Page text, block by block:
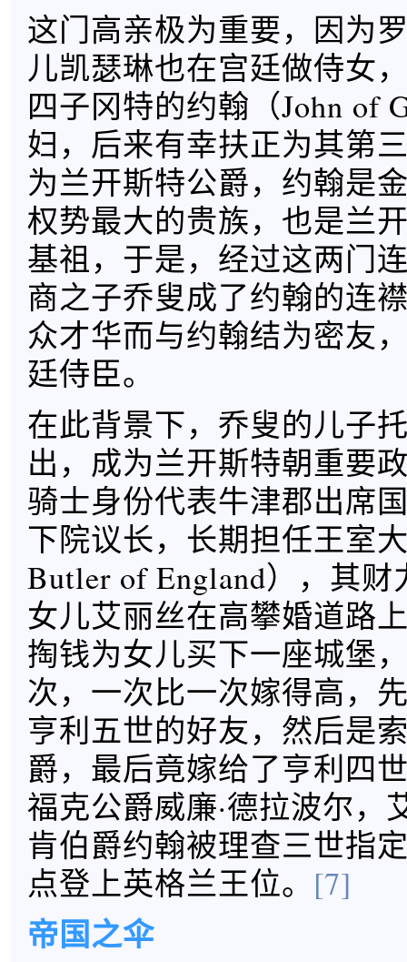
这门高亲极为重要，因为
儿凯瑟琳也在宫廷做侍女
四子冈特的约翰（John of
妇，后来有幸扶正为其第
为兰开斯特公爵，约翰是
权势最大的贵族，也是兰
基祖，于是，经过这两门
商之子乔叟成了约翰的连
众才华而与约翰结为密友
廷侍臣。
在此背景下，乔叟的儿子
出，成为兰开斯特朝重要
骑士身份代表牛津郡出席
下院议长，长期担任王室
Butler of England），其
女儿艾丽丝在高攀婚道路
掏钱为女儿买下一座城堡
次，一次比一次嫁得高，
亨利五世的好友，然后是
爵，最后竟嫁给了亨利四
福克公爵威廉·德拉波尔，
肯伯爵约翰被理查三世指
点登上英格兰王位。 [7]
帝国之伞